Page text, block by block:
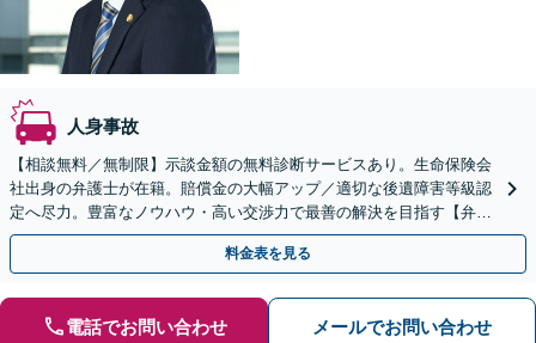
人身事故
【相談無料／無制限】示談金額の無料診断サービスあり。生命保険会
社出身の弁護士が在籍。賠償金の大幅アップ／適切な後遺障害等級認
定へ尽力。豊富なノウハウ・高い交渉力で最善の解決を目指す【弁護
士費用特約】【電話・Zoom相談可】【横浜駅8分】
料金表を見る
電話でお問い合わせ メールでお問い合わせ